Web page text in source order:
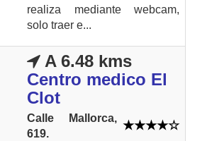
realiza mediante webcam,
solo traer e...
A 6.48 kms
Centro medico El
Clot
Calle Mallorca,
619.